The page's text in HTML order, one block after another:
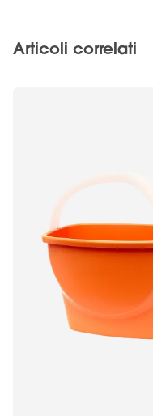
Articoli correlati